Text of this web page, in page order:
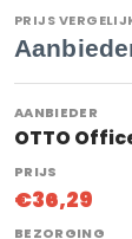
PRIJS
OTTO
€36,29